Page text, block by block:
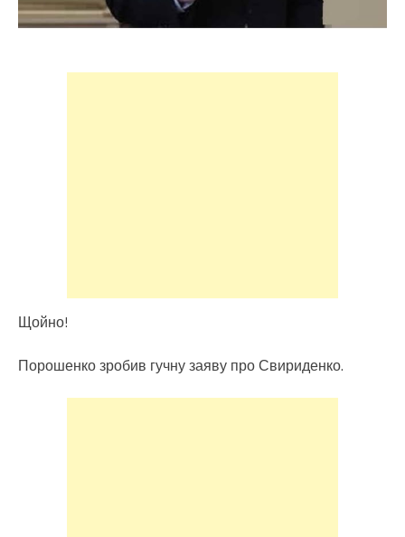
Щойно!
Порошенко зробив гучну заяву про Свириденко.